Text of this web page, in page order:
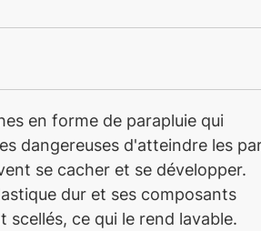
en forme de parapluie qui
dangereuses d'atteindre les
se cacher et se développer.
dur et ses composants
scellés, ce qui le rend lavable.